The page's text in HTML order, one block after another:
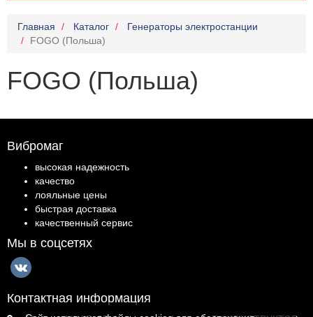
Главная Каталог
Генераторы электростанции
FOGO (Польша)
FOGO (Польша)
Вибромаг
высокая надежность
качество
лояльные цены
быстрая доставка
качественный сервис
Мы в соцсетях
Контактная информация